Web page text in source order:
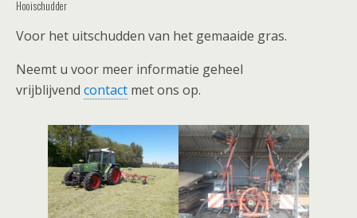
Hooischudder
Voor het uitschudden van het gemaaide gras.
Neemt u voor meer informatie geheel
vrijblijvend contact met ons op.